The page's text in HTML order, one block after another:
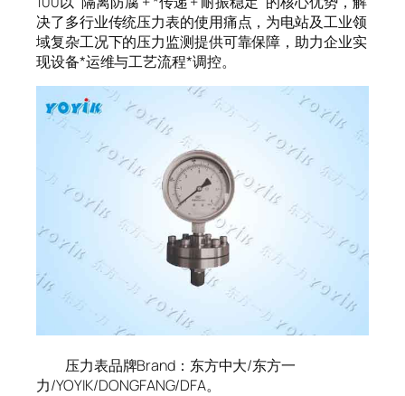
决了多行业传统压力表的使用痛点，为电站及工业领
域复杂工况下的压力监测提供可靠保障，助力企业实
现设备*运维与工艺流程*调控。
压力表品牌Brand：东方中大/东方一
力/YOYIK/DONGFANG/DFA。